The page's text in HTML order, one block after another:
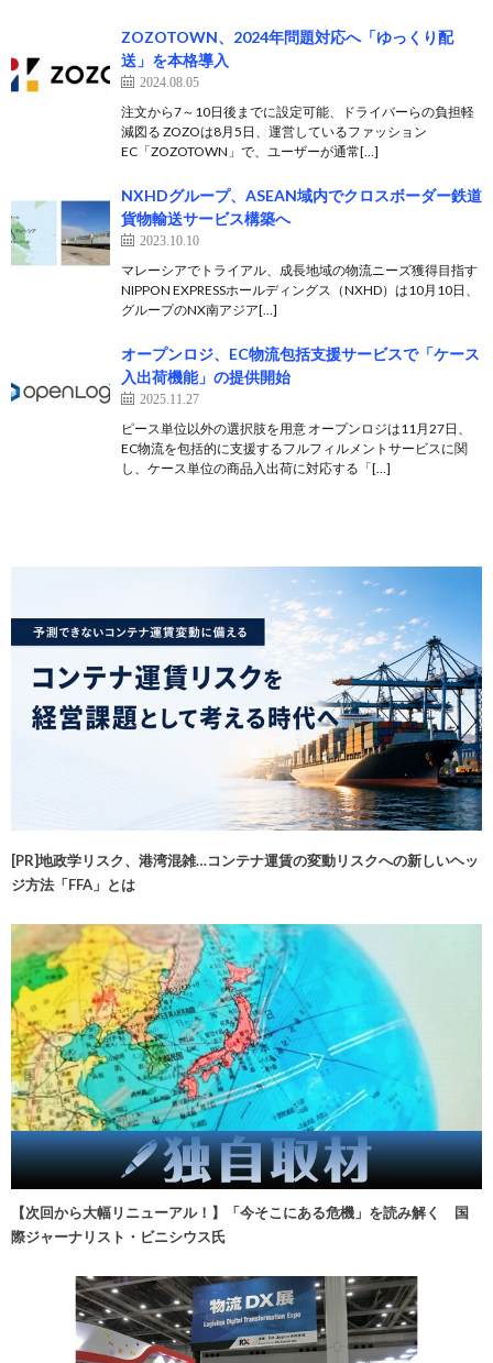
ZOZOTOWN、2024年問題対応へ「ゆっくり配
送」を本格導入
2024.08.05
注文から7～10日後までに設定可能、ドライバーらの負担軽
減図る ZOZOは8月5日、運営しているファッション
EC「ZOZOTOWN」で、ユーザーが通常[…]
NXHDグループ、ASEAN域内でクロスボーダー鉄道
貨物輸送サービス構築へ
2023.10.10
マレーシアでトライアル、成長地域の物流ニーズ獲得目指す
NIPPON EXPRESSホールディングス（NXHD）は10月10日、
グループのNX南アジア[…]
オープンロジ、EC物流包括支援サービスで「ケース
入出荷機能」の提供開始
2025.11.27
ピース単位以外の選択肢を用意 オープンロジは11月27日、
EC物流を包括的に支援するフルフィルメントサービスに関
し、ケース単位の商品入出荷に対応する「[…]
[PR]地政学リスク、港湾混雑…コンテナ運賃の変動リスクへの新しいヘッ
ジ方法「FFA」とは
【次回から大幅リニューアル！】「今そこにある危機」を読み解く 国
際ジャーナリスト・ビニシウス氏